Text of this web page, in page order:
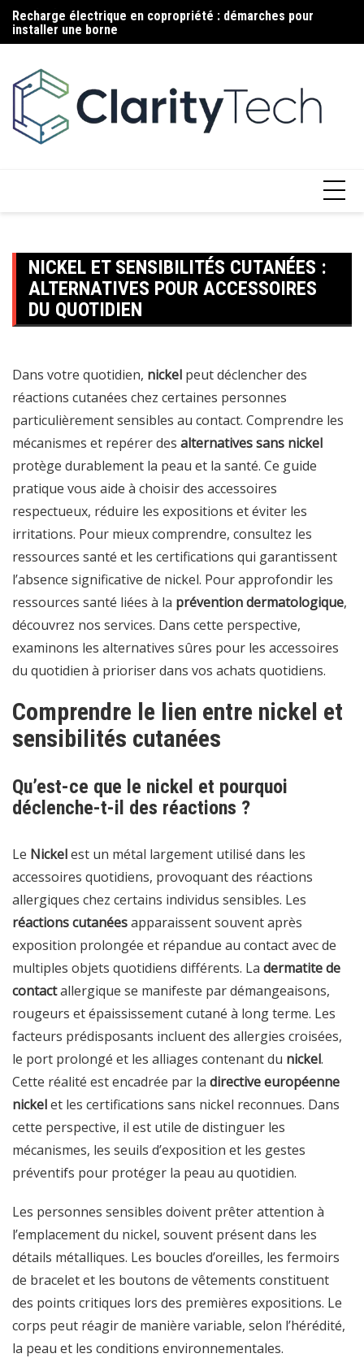
Aller
au
contenu
Recharge électrique en copropriété : démarches pour
installer une borne
NICKEL ET SENSIBILITÉS CUTANÉES :
ALTERNATIVES POUR ACCESSOIRES
DU QUOTIDIEN
Dans votre quotidien, nickel peut déclencher des
réactions cutanées chez certaines personnes
particulièrement sensibles au contact. Comprendre les
mécanismes et repérer des alternatives sans nickel
protège durablement la peau et la santé. Ce guide
pratique vous aide à choisir des accessoires
respectueux, réduire les expositions et éviter les
irritations. Pour mieux comprendre, consultez les
ressources santé et les certifications qui garantissent
l’absence significative de nickel. Pour approfondir les
ressources santé liées à la prévention dermatologique,
découvrez nos services. Dans cette perspective,
examinons les alternatives sûres pour les accessoires
du quotidien à prioriser dans vos achats quotidiens.
Comprendre le lien entre nickel et
sensibilités cutanées
Qu’est-ce que le nickel et pourquoi
déclenche-t-il des réactions ?
Le Nickelest un métal largement utilisé dans les
accessoires quotidiens, provoquant des réactions
allergiques chez certains individus sensibles. Les
réactions cutanéesapparaissent souvent après
exposition prolongée et répandue au contact avec de
multiples objets quotidiens différents. La dermatite de
contactallergique se manifeste par démangeaisons,
rougeurs et épaississement cutané à long terme. Les
facteurs prédisposants incluent des allergies croisées,
le port prolongé et les alliages contenant du nickel.
Cette réalité est encadrée par la directive européenne
nickelet les certifications sans nickel reconnues. Dans
cette perspective, il est utile de distinguer les
mécanismes, les seuils d’exposition et les gestes
préventifs pour protéger la peau au quotidien.
Les personnes sensibles doivent prêter attention à
l’emplacement du nickel, souvent présent dans les
détails métalliques. Les boucles d’oreilles, les fermoirs
de bracelet et les boutons de vêtements constituent
des points critiques lors des premières expositions. Le
corps peut réagir de manière variable, selon l’hérédité,
la peau et les conditions environnementales.